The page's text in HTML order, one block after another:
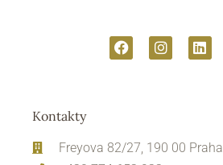
Kontakty
Freyova 82/27, 190 00 Praha